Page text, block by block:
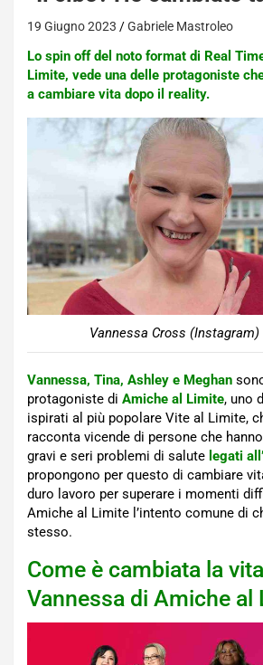
19 Giugno 2023 Gabriele Mastroleo
Lo spin off del noto format di Real
Limite, vede una delle protagoniste
a cambiare vita dopo il reality.
Vannessa Cross
Vannessa, Tina, Ashley e Meghan
protagoniste di Amiche al Limite, uno
ispirati al più popolare Vite al Limite,
racconta vicende di persone che
gravi e seri problemi di salute legati
propongono per questo di cambiare
duro lavoro per superare i momenti
Amiche al Limite l’intento comune di
stesso.
Come è cambiata la
Vannessa di Amiche al